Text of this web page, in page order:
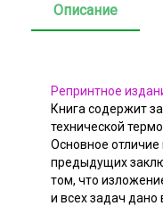
Описание
Репринтное
Книга содержит
технической
Основное отличие
предыдущих
том, что
и всех задач дано